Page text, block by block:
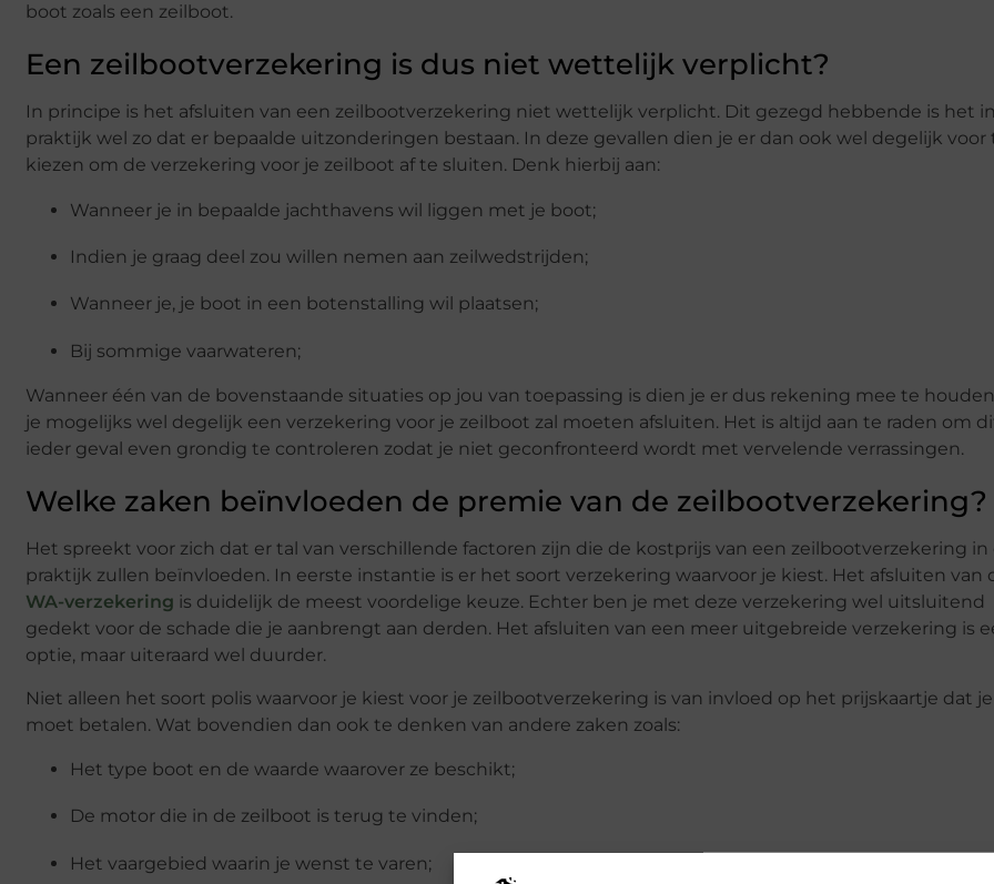
boot zoals een zeilboot.
Een zeilbootverzekering is dus niet wettelijk verplicht?
In principe is het afsluiten van een zeilbootverzekering niet wettelijk verplicht. Dit gezegd hebbende is het
praktijk wel zo dat er bepaalde uitzonderingen bestaan. In deze gevallen dien je er dan ook wel degelijk voor
kiezen om de verzekering voor je zeilboot af te sluiten. Denk hierbij aan:
Wanneer je in bepaalde jachthavens wil liggen met je boot;
Indien je graag deel zou willen nemen aan zeilwedstrijden;
Wanneer je, je boot in een botenstalling wil plaatsen;
Bij sommige vaarwateren;
Wanneer één van de bovenstaande situaties op jou van toepassing is dien je er dus rekening mee te
je mogelijks wel degelijk een verzekering voor je zeilboot zal moeten afsluiten. Het is altijd aan te raden om
ieder geval even grondig te controleren zodat je niet geconfronteerd wordt met vervelende verrassingen.
Welke zaken beïnvloeden de premie van de zeilbootverzekering?
Het spreekt voor zich dat er tal van verschillende factoren zijn die de kostprijs van een zeilbootverzekering in
praktijk zullen beïnvloeden. In eerste instantie is er het soort verzekering waarvoor je kiest. Het afsluiten van
WA-verzekering is duidelijk de meest voordelige keuze. Echter ben je met deze verzekering wel uitsluitend
gedekt voor de schade die je aanbrengt aan derden. Het afsluiten van een meer uitgebreide verzekering is
optie, maar uiteraard wel duurder.
Niet alleen het soort polis waarvoor je kiest voor je zeilbootverzekering is van invloed op het prijskaartje dat je
moet betalen. Wat bovendien dan ook te denken van andere zaken zoals:
Het type boot en de waarde waarover ze beschikt;
De motor die in de zeilboot is terug te vinden;
Het vaargebied waarin je wenst te varen;